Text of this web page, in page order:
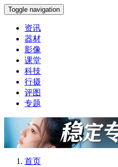
Toggle navigation
资讯
器材
影像
课堂
科技
行摄
评图
专题
首页